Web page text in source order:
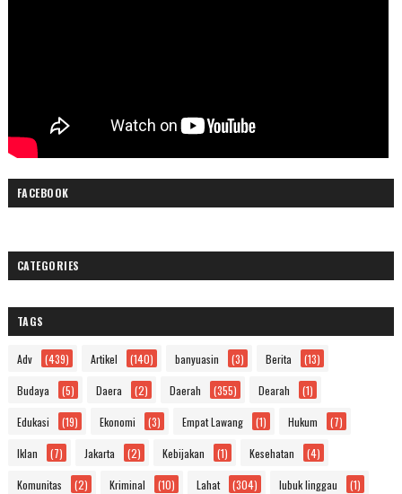
FACEBOOK
CATEGORIES
TAGS
Adv (439) Artikel (140) banyuasin (3) Berita (13)
Budaya (5) Daera (2) Daerah (355) Dearah (1)
Edukasi (19) Ekonomi (3) Empat Lawang (1) Hukum (7)
Iklan (7) Jakarta (2) Kebijakan (1) Kesehatan (4)
Komunitas (2) Kriminal (10) Lahat (304) lubuk linggau (1)